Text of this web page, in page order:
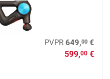
PVPR 649,00€
599,00€